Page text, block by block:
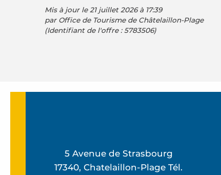
Mis à jour le 21 juillet 2026 à 17:39
par Office de Tourisme de Châtelaillon-Plage
(Identifiant de l'offre :5783506)
5 Avenue de Strasbourg
17340, Chatelaillon-Plage Tél.